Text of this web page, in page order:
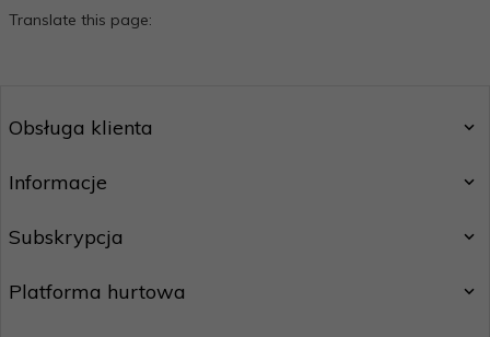
Translate this page:
Obsługa klienta
Informacje
Subskrypcja
Platforma hurtowa